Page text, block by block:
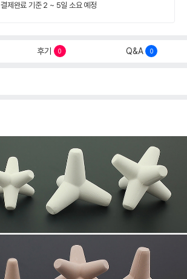
결제완료 기준 2 ~ 5일 소요 예정
후기 0 Q&A 0